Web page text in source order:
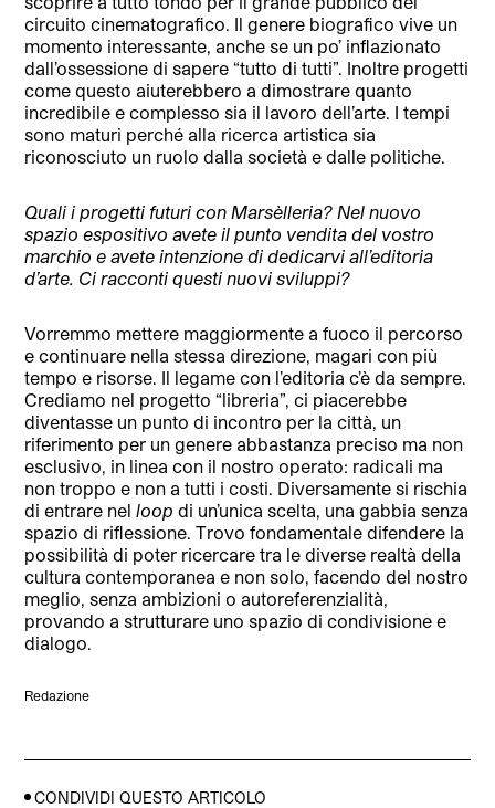
circuito cinematografico. Il genere biografico vive un
momento interessante, anche se un po’ inflazionato
dall’ossessione di sapere “tutto di tutti”. Inoltre progetti
come questo aiuterebbero a dimostrare quanto
incredibile e complesso sia il lavoro dell’arte. I tempi
sono maturi perché alla ricerca artistica sia
riconosciuto un ruolo dalla società e dalle politiche.
Quali i progetti futuri con Marsèlleria? Nel nuovo
spazio espositivo avete il punto vendita del vostro
marchio e avete intenzione di dedicarvi all’editoria
d’arte. Ci racconti questi nuovi sviluppi?
Vorremmo mettere maggiormente a fuoco il percorso
e continuare nella stessa direzione, magari con più
tempo e risorse. Il legame con l’editoria c’è da sempre.
Crediamo nel progetto “libreria”, ci piacerebbe
diventasse un punto di incontro per la città, un
riferimento per un genere abbastanza preciso ma non
esclusivo, in linea con il nostro operato: radicali ma
non troppo e non a tutti i costi. Diversamente si rischia
di entrare nelloop di un’unica scelta, una gabbia senza
spazio di riflessione. Trovo fondamentale difendere la
possibilità di poter ricercare tra le diverse realtà della
cultura contemporanea e non solo, facendo del nostro
meglio, senza ambizioni o autoreferenzialità,
provando a strutturare uno spazio di condivisione e
dialogo.
Redazione
CONDIVIDI QUESTO ARTICOLO